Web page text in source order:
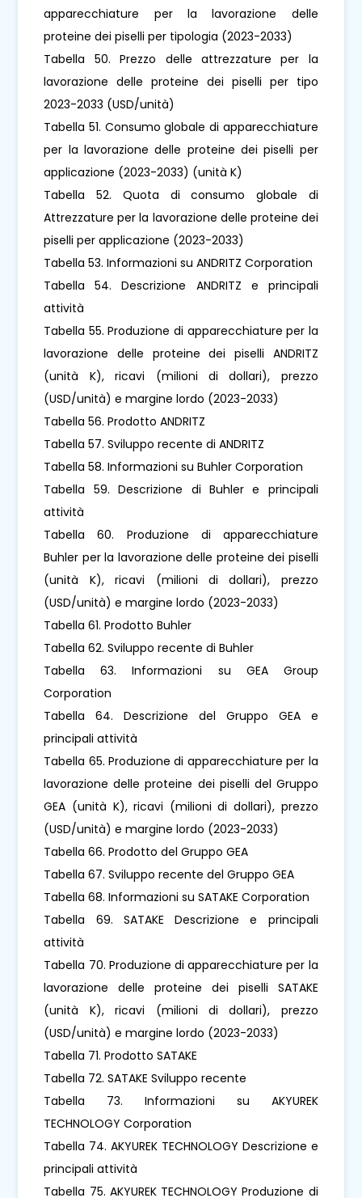
apparecchiature per la lavorazione delle
proteine ​​dei piselli per tipologia (2023-2033)
Tabella 50. Prezzo delle attrezzature per la
lavorazione delle proteine ​​dei piselli per tipo
2023-2033 (USD/unità)
Tabella 51. Consumo globale di apparecchiature
per la lavorazione delle proteine ​​dei piselli per
applicazione (2023-2033) (unità K)
Tabella 52. Quota di consumo globale di
Attrezzature per la lavorazione delle proteine ​​dei
piselli per applicazione (2023-2033)
Tabella 53. Informazioni su ANDRITZ Corporation
Tabella 54. Descrizione ANDRITZ e principali
attività
Tabella 55. Produzione di apparecchiature per la
lavorazione delle proteine ​​dei piselli ANDRITZ
(unità K), ricavi (milioni di dollari), prezzo
(USD/unità) e margine lordo (2023-2033)
Tabella 56. Prodotto ANDRITZ
Tabella 57. Sviluppo recente di ANDRITZ
Tabella 58. Informazioni su Buhler Corporation
Tabella 59. Descrizione di Buhler e principali
attività
Tabella 60. Produzione di apparecchiature
Buhler per la lavorazione delle proteine ​​dei piselli
(unità K), ricavi (milioni di dollari), prezzo
(USD/unità) e margine lordo (2023-2033)
Tabella 61. Prodotto Buhler
Tabella 62. Sviluppo recente di Buhler
Tabella 63. Informazioni su GEA Group
Corporation
Tabella 64. Descrizione del Gruppo GEA e
principali attività
Tabella 65. Produzione di apparecchiature per la
lavorazione delle proteine ​​dei piselli del Gruppo
GEA (unità K), ricavi (milioni di dollari), prezzo
(USD/unità) e margine lordo (2023-2033)
Tabella 66. Prodotto del Gruppo GEA
Tabella 67. Sviluppo recente del Gruppo GEA
Tabella 68. Informazioni su SATAKE Corporation
Tabella 69. SATAKE Descrizione e principali
attività
Tabella 70. Produzione di apparecchiature per la
lavorazione delle proteine ​​dei piselli SATAKE
(unità K), ricavi (milioni di dollari), prezzo
(USD/unità) e margine lordo (2023-2033)
Tabella 71. Prodotto SATAKE
Tabella 72. SATAKE Sviluppo recente
Tabella 73. Informazioni su AKYUREK
TECHNOLOGY Corporation
Tabella 74. AKYUREK TECHNOLOGY Descrizione e
principali attività
Tabella 75. AKYUREK TECHNOLOGY Produzione di